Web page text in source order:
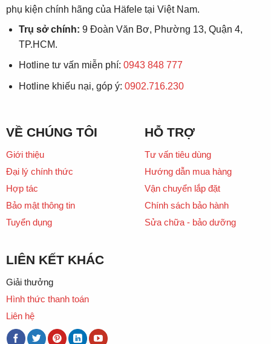
phụ kiện chính hãng của Häfele tại Việt Nam.
Trụ sở chính: 9 Đoàn Văn Bơ, Phường 13, Quận 4,
TP.HCM.
Hotline tư vấn miễn phí: 0943 848 777
Hotline khiếu nại, góp ý: 0902.716.230
VỀ CHÚNG TÔI
Giới thiệu
Đại lý chính thức
Hợp tác
Bảo mật thông tin
Tuyển dụng
HỖ TRỢ
Tư vấn tiêu dùng
Hướng dẫn mua hàng
Vận chuyển lắp đặt
Chính sách bảo hành
Sửa chữa - bảo dưỡng
LIÊN KẾT KHÁC
Giải thưởng
Hình thức thanh toán
Liên hệ